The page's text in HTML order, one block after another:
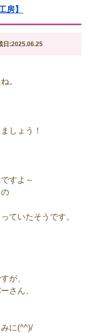
房】
日:2025.06.25
。
しょう！
すよ～
ていたそうです。
が、
さん、
に(^^)/